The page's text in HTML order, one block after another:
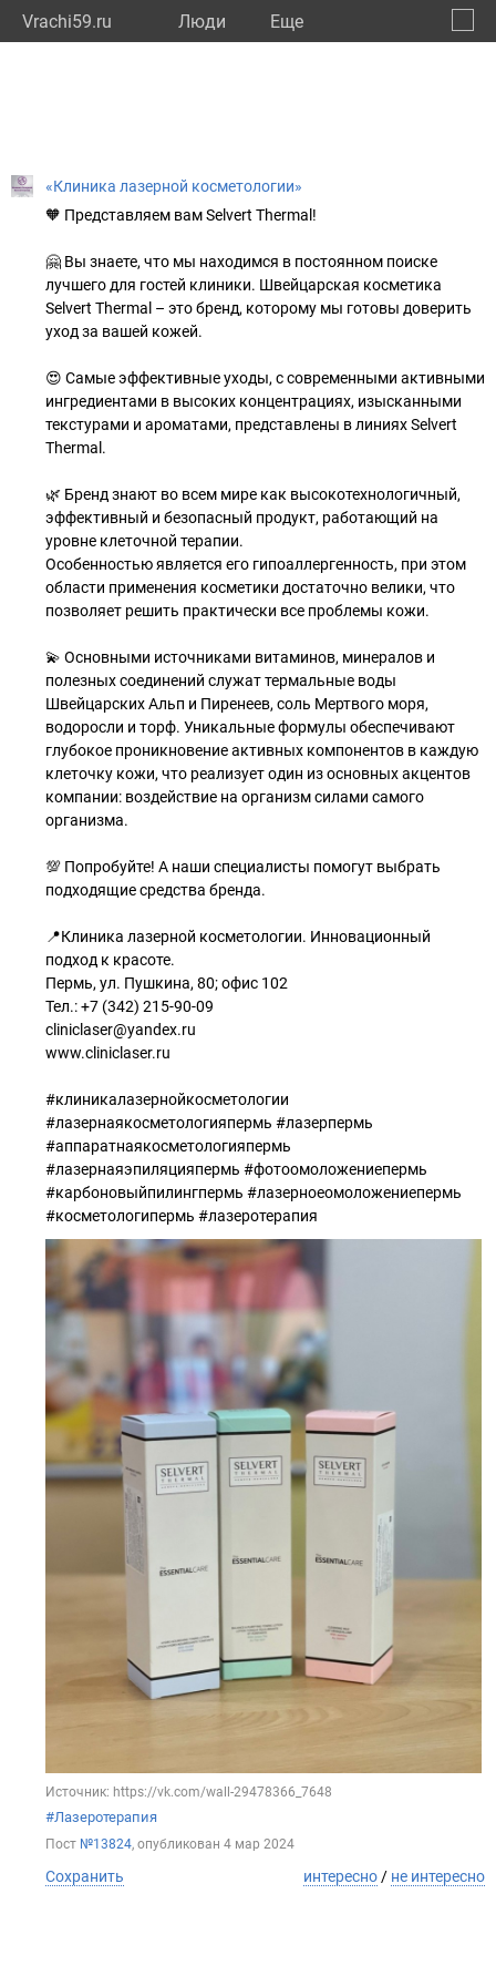
Vrachi59.ru Люди Eще
«Клиника лазерной косметологии»
🧡 Представляем вам Selvert Thermal!
🤗 Вы знаете, что мы находимся в постоянном поиске
лучшего для гостей клиники. Швейцарская косметика
Selvert Thermal – это бренд, которому мы готовы доверить
уход за вашей кожей.
😍 Самые эффективные уходы, с современными активными
ингредиентами в высоких концентрациях, изысканными
текстурами и ароматами, представлены в линиях Selvert
Thermal.
🌿 Бренд знают во всем мире как высокотехнологичный,
эффективный и безопасный продукт, работающий на
уровне клеточной терапии.
Особенностью является его гипоаллергенность, при этом
области применения косметики достаточно велики, что
позволяет решить практически все проблемы кожи.
💫 Основными источниками витаминов, минералов и
полезных соединений служат термальные воды
Швейцарских Альп и Пиренеев, соль Мертвого моря,
водоросли и торф. Уникальные формулы обеспечивают
глубокое проникновение активных компонентов в каждую
клеточку кожи, что реализует один из основных акцентов
компании: воздействие на организм силами самого
организма.
💯 Попробуйте! А наши специалисты помогут выбрать
подходящие средства бренда.
📍Клиника лазерной косметологии. Инновационный
подход к красоте.
Пермь, ул. Пушкина, 80; офис 102
Тел.: +7 (342) 215-90-09
cliniclaser@yandex.ru
www.cliniclaser.ru
#клиникалазернойкосметологии
#лазернаякосметологияпермь #лазерпермь
#аппаратнаякосметологияпермь
#лазернаяэпиляцияпермь #фотоомоложениепермь
#карбоновыйпилингпермь #лазерноеомоложениепермь
#косметологипермь #лазеротерапия
Источник: https://vk.com/wall-29478366_7648
#Лазеротерапия
Пост №13824, опубликован 4 мар 2024
Сохранить интересно/ не интересно